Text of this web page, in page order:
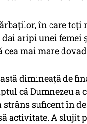
în care
aripi unei femei
cea mai mare
dimineață de
că Dumnezeu a
strâns suficent în
activitate. A slujit